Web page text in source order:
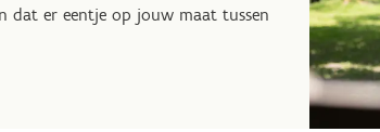
dat er eentje op jouw maat tussen